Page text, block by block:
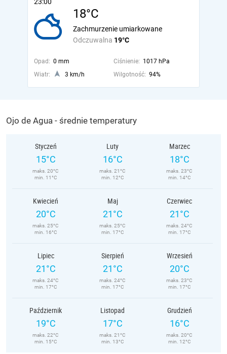
18°C
Odczuwalna 19°C
Zachmurzenie umiarkowane
Opad: 0 mm Ciśnienie: 1017 hPa
Wiatr:
3 km/h Wilgotność: 94%
Ojo de Agua - średnie temperatury
Styczeń
15°C
maks. 20°C
min. 11°C
Luty
16°C
maks. 21°C
min. 12°C
Marzec
18°C
maks. 23°C
min. 14°C
Kwiecień
20°C
maks. 25°C
min. 16°C
Maj
21°C
maks. 25°C
min. 17°C
Czerwiec
21°C
maks. 24°C
min. 17°C
Lipiec
21°C
maks. 24°C
min. 17°C
Sierpień
21°C
maks. 24°C
min. 17°C
Wrzesień
20°C
maks. 23°C
min. 17°C
Październik
19°C
maks. 22°C
min. 15°C
Listopad
17°C
maks. 21°C
min. 13°C
Grudzień
16°C
maks. 20°C
min. 12°C